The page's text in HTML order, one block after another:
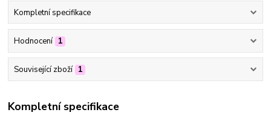
Kompletní specifikace
Hodnocení 1
Související zboží 1
Kompletní specifikace